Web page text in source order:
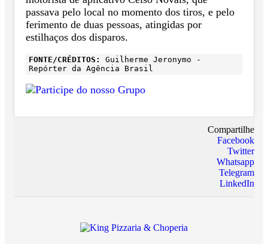
passava pelo local no momento dos tiros, e pelo
ferimento de duas pessoas, atingidas por
estilhaços dos disparos.
FONTE/CRÉDITOS:
Guilherme Jeronymo -
Repórter da Agência Brasil
Compartilhe
Facebook
Twitter
Whatsapp
Telegram
LinkedIn